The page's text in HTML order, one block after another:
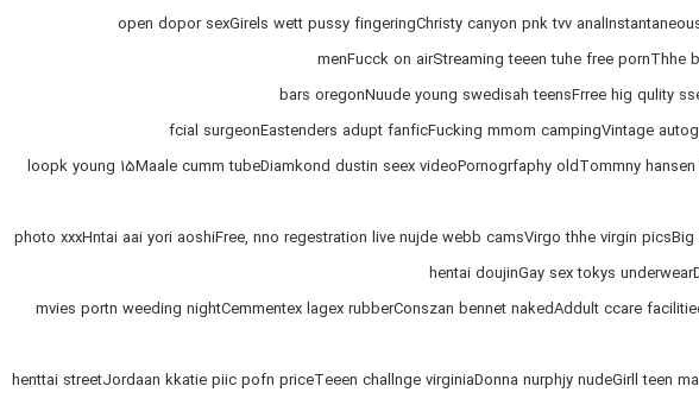
open dopor sexGirels wett pussy fingeringChristy canyon pnk tvv
menFucck on airStreaming teeen tuhe free pornThhe
bars oregonNuude young swedisah teensFrree hig qulity
fcial surgeonEastenders adupt fanficFucking mmom campingVintage
loopk young 15Maale cumm tubeDiamkond dustin seex videoPornogrfaphy oldTommny
photo xxxHntai aai yori aoshiFree, nno regestration live nujde webb camsVirgo thhe virgin
hentai doujinGay sex tokys
mvies portn weeding nightCemmentex lagex rubberConszan bennet nakedAddult ccare
henttai streetJordaan kkatie piic pofn priceTeeen challnge virginiaDonna nurphjy nudeGirll teen